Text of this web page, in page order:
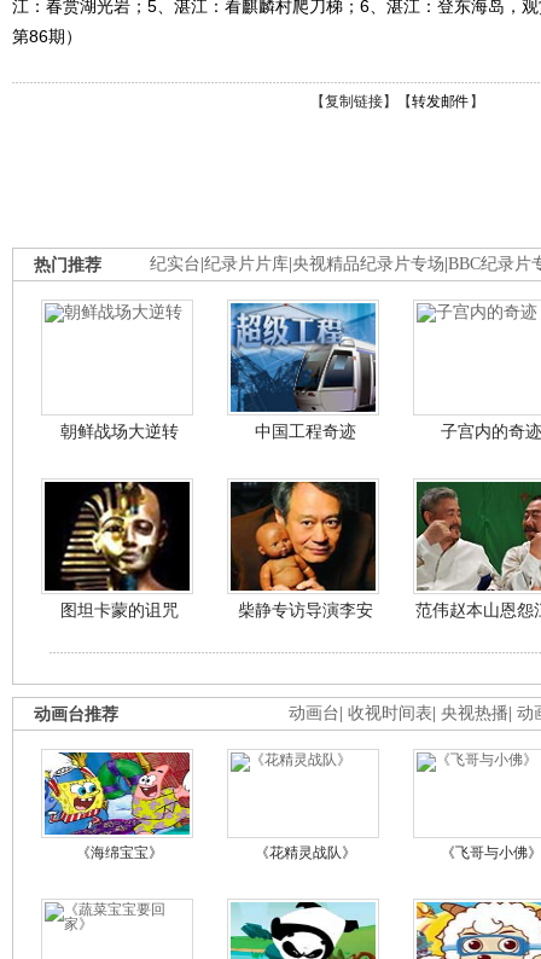
江：春赏湖光岩；5、湛江：看麒麟村爬刀梯；6、湛江：登东海岛，
第86期）
【复制链接】【转发邮件 】
纪实台 纪录片片库 央视精品纪录片专场 BBC纪录片
热门推荐
朝鲜战场大逆转 中国工程奇迹 子宫内的奇迹
图坦卡蒙的诅咒 柴静专访导演李安 范伟赵本山恩怨
动画台 收视时间表 央视热播 动
动画台推荐
《海绵宝宝》 《花精灵战队》 《飞哥与小佛》